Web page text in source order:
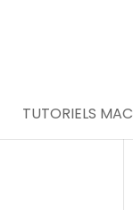
TUTORIELS MAC